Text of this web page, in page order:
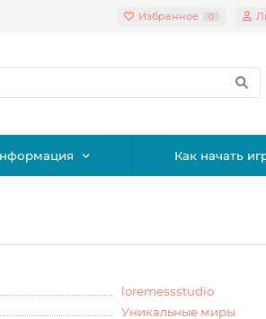
Избранное 0
Как начать
loremessstudio
Уникальные миры